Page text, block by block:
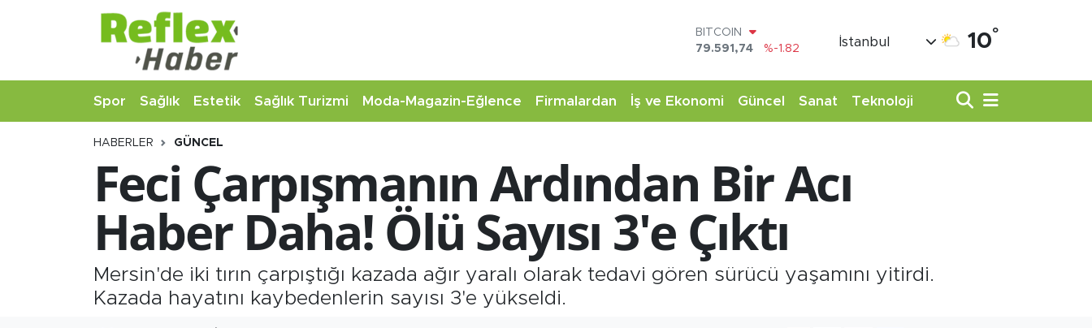
BITCOIN
79.591,74
%-1.82
EURO
53,38690
%0.19
STERLİN
6862,09000
%0.19
BİST100
İstanbul 10°
Spor Sağlık Estetik Sağlık Turizmi Moda-Magazin-Eğlence Firmalardan İş ve Ekonomi Güncel Sanat Teknoloji
HABERLER GÜNCEL
Feci Çarpışmanın Ardından Bir Acı
Haber Daha! Ölü Sayısı 3'e Çıktı
Mersin'de iki tırın çarpıştığı kazada ağır yaralı olarak tedavi gören sürücü yaşamını yitirdi.
Kazada hayatını kaybedenlerin sayısı 3'e yükseldi.
Estetik
Firmalardan
İş ve Ekonomi
Moda-Magazin-Eğlence
Nöbetçi Eczaneler
Hava Durumu
Namaz Vakitleri
Trafik Durumu
Şampiyonlar Ligi Puan Durumu ve Fikstür
Tüm Manşetler